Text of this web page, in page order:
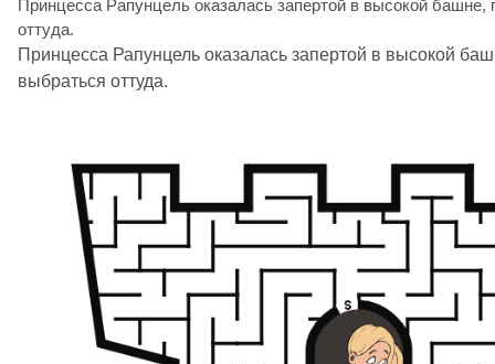
Принцесса Рапунцель оказалась запертой в высокой башне,
оттуда.
Принцесса Рапунцель оказалась запертой в высокой
выбраться оттуда.